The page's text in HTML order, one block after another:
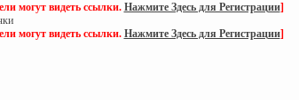
могут видеть ссылки. Нажмите Здесь для Регистрации]
могут видеть ссылки. Нажмите Здесь для Регистрации]